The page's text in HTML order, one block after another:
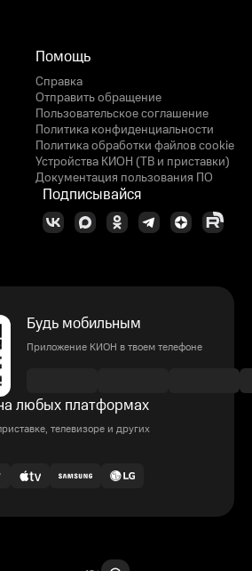
Помощь
Справка
Отправить обращение
Пользовательское соглашение
Политика конфиденциальности
Политика обработки файлов cookie
Устройства КИОН (ТВ и приставки)
Документация пользования ПО
Подписывайся
Будь мобильным
Приложение КИОН в твоем телефоне
любых платформах
телевизоре и других